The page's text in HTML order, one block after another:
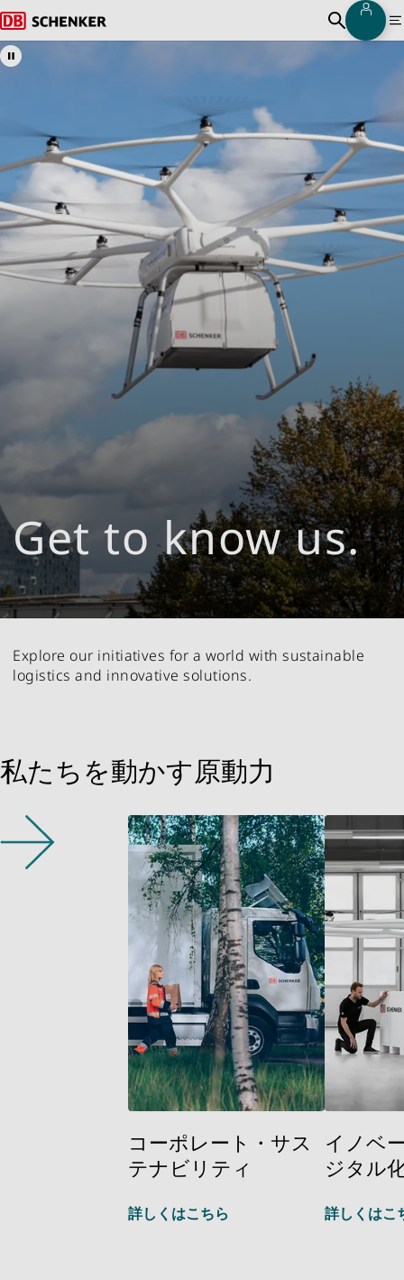
ホームページに戻る 検索を開
ログ
Get to know us.
Explore our initiatives for a world with sustainable
logistics and innovative solutions.
私たちを動かす原動力
コーポレート・サス
テナビリティ
詳しくはこちら
イノベ
ジタル
詳しくはこ